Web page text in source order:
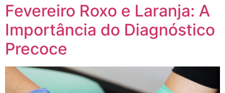
Fevereiro Roxo e Laranja: A
Importância do Diagnóstico
Precoce